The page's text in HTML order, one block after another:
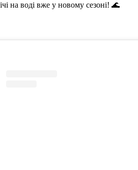
на воді вже у новому сезоні! 🌊